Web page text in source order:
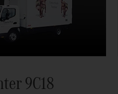
9C18